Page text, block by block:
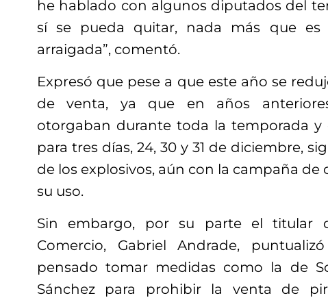
he hablado con algunos diputados del
sí se pueda quitar, nada más que es
arraigada”, comentó.
Expresó que pese a que este año se
de venta, ya que en años
otorgaban durante toda la temporada y
para tres días, 24, 30 y 31 de diciembre,
de los explosivos, aún con la campaña de
su uso.
Sin embargo, por su parte el titular
Comercio, Gabriel Andrade,
pensado tomar medidas como la de
Sánchez para prohibir la venta de